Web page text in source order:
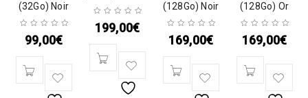
(32Go) Noir
99,00€
199,00€
(128Go) Noir
169,00€
(128Go) Or
169,00€